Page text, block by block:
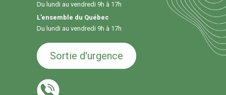
Du lundi au vendredi 9h à 17h
L’ensemble du Québec
Du lundi au vendredi 9h à 17h
Sortie d'urgence